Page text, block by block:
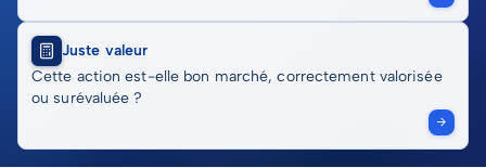
Juste valeur
Cette action est-elle bon marché, correctement valorisée
ou surévaluée ?